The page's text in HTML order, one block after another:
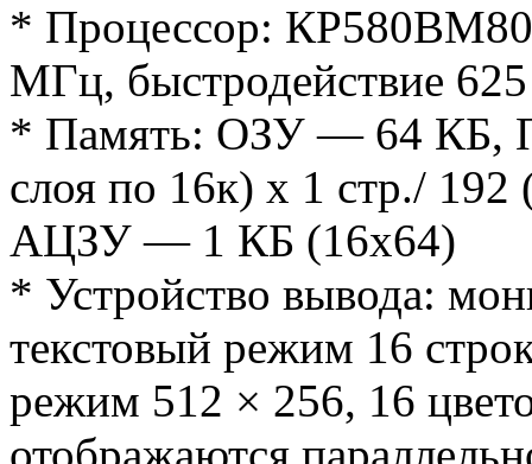
* Процессор:
МГц, быстродействие
* Память: ОЗУ — 64 КБ,
слоя по 16к) х 1 стр./ 192
АЦЗУ — 1 КБ (16х64)
* Устройство вывода:
текстовый режим 16
режим 512 × 256, 16